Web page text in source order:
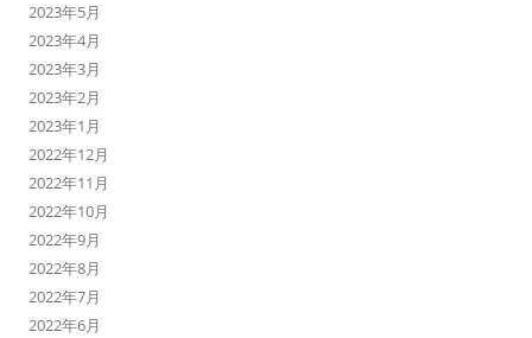
2023年5月
2023年4月
2023年3月
2023年2月
2023年1月
2022年12月
2022年11月
2022年10月
2022年9月
2022年8月
2022年7月
2022年6月